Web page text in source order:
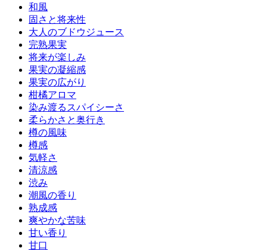
和風
固さと将来性
大人のブドウジュース
完熟果実
将来が楽しみ
果実の凝縮感
果実の広がり
柑橘アロマ
染み渡るスパイシーさ
柔らかさと奥行き
樽の風味
樽感
気軽さ
清涼感
渋み
潮風の香り
熟成感
爽やかな苦味
甘い香り
甘口